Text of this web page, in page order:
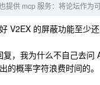
提供 mcp 服务：将论坛作为
V2EX 的屏蔽功能至少还
，我为什么不自己去问
的概率字符浪费时间的。